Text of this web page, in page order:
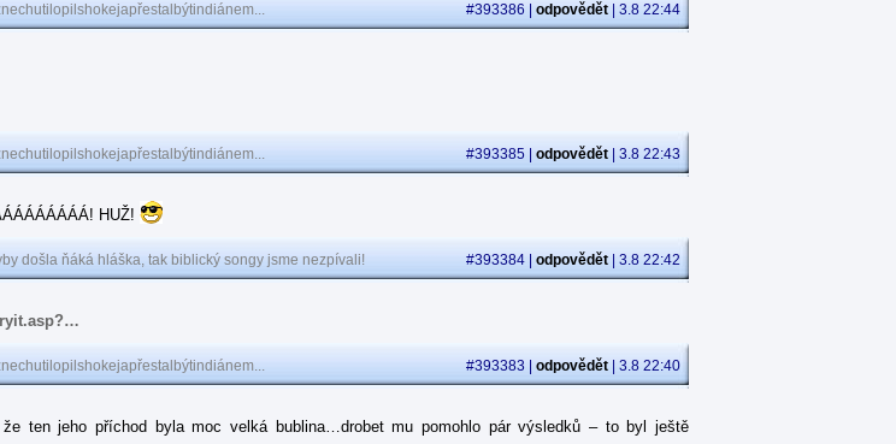
#393386 | odpovědět | 3.8 22:44
#393385 | odpovědět | 3.8 22:43
HUŽ!
došla ňáká hláška, tak biblický songy jsme nezpívali! #393384 | odpovědět | 3.8 22:42
#393383 | odpovědět | 3.8 22:40
ten jeho příchod byla moc velká bublina…drobet mu pomohlo pár výsledků – to byl ještě